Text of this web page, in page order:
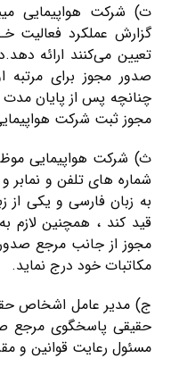
ت) شرکت هواپیمایی
گزارش عملكرد فعالیت
تعیین می‌كنند ارائه
صدور مجوز برای مرتبه
چنانچه پس از پایان مدت
مجوز ثبت شرکت
ث) شرکت هواپیمایی
شماره های تلفن و نمابر
به زبان فارسی و یكی از
قید کند ، همچنین لازم
مجوز از جانب مرجع صدور
مکاتبات خود درج نماید.
ج) مدیر عامل اشخاص
حقیقی پاسخگوی مرجع
مسئول رعایت قوانین و